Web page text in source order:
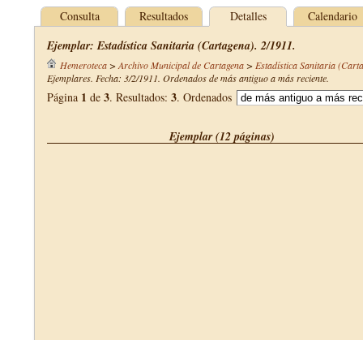
Consulta Resultados Detalles Calendario
Ejemplar: Estadística Sanitaria (Cartagena). 2/1911.
Hemeroteca> Archivo Municipal de Cartagena> Estadística Sanitaria
Ejemplares. Fecha: 3/2/1911. Ordenados de más antiguo a más reciente.
Página 1 de 3. Resultados: 3. Ordenados
Ejemplar (12 páginas)